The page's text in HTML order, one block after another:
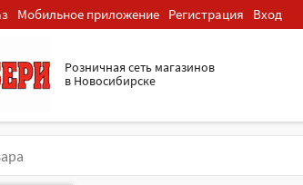
Мобильное приложение Регистрация Вход
Розничная cеть магазинов
в Новосибирске